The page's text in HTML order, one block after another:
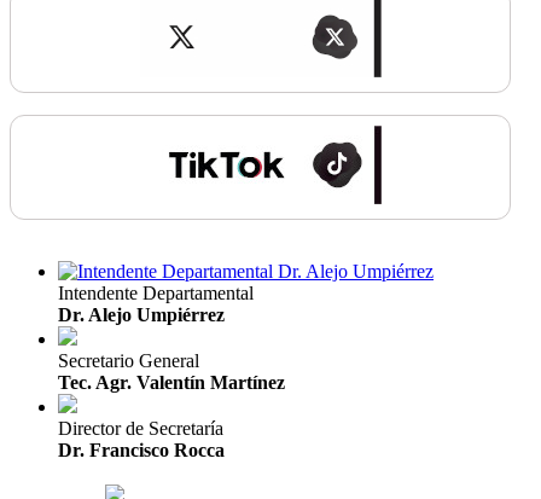
Intendente Departamental
Dr. Alejo Umpiérrez
Secretario General
Tec. Agr. Valentín Martínez
Director de Secretaría
Dr. Francisco Rocca